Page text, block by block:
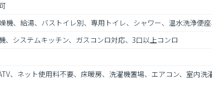
機、給湯、バストイレ別、専用トイレ、シャワー、温水洗浄便
、システムキッチン、ガスコンロ対応、3口以上コンロ
、ネット使用料不要、床暖房、洗濯機置場、エアコン、室内